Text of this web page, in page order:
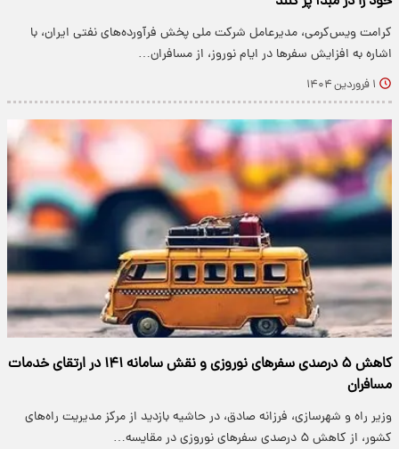
کرامت ویس‌کرمی، مدیرعامل شرکت ملی پخش فرآورده‌های نفتی ایران، با
اشاره به افزایش سفرها در ایام نوروز، از مسافران…
۱ فروردین ۱۴۰۴
کاهش ۵ درصدی سفرهای نوروزی و نقش سامانه ۱۴۱ در ارتقای خدمات
مسافران
وزیر راه و شهرسازی، فرزانه صادق، در حاشیه بازدید از مرکز مدیریت راه‌های
کشور، از کاهش ۵ درصدی سفرهای نوروزی در مقایسه…